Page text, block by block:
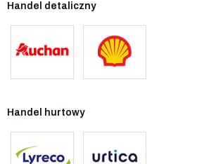
Handel detaliczny
Handel hurtowy